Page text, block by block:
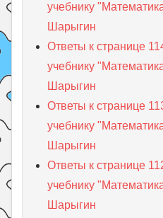
учебнику
Шарыгин
Ответы к странице
учебнику
Шарыгин
Ответы к странице
учебнику
Шарыгин
Ответы к странице
учебнику
Шарыгин